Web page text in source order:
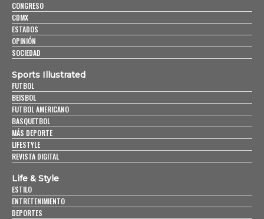
CONGRESO
CDMX
ESTADOS
OPINIÓN
SOCIEDAD
Sports Illustrated
FUTBOL
BEISBOL
FUTBOL AMERICANO
BASQUETBOL
MÁS DEPORTE
LIFESTYLE
REVISTA DIGITAL
Life & Style
ESTILO
ENTRETENIMIENTO
DEPORTES